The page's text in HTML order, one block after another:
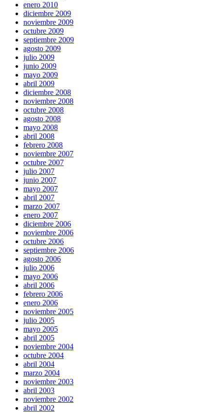
enero 2010
diciembre 2009
noviembre 2009
octubre 2009
septiembre 2009
agosto 2009
julio 2009
junio 2009
mayo 2009
abril 2009
diciembre 2008
noviembre 2008
octubre 2008
agosto 2008
mayo 2008
abril 2008
febrero 2008
noviembre 2007
octubre 2007
julio 2007
junio 2007
mayo 2007
abril 2007
marzo 2007
enero 2007
diciembre 2006
noviembre 2006
octubre 2006
septiembre 2006
agosto 2006
julio 2006
mayo 2006
abril 2006
febrero 2006
enero 2006
noviembre 2005
julio 2005
mayo 2005
abril 2005
noviembre 2004
octubre 2004
abril 2004
marzo 2004
noviembre 2003
abril 2003
noviembre 2002
abril 2002